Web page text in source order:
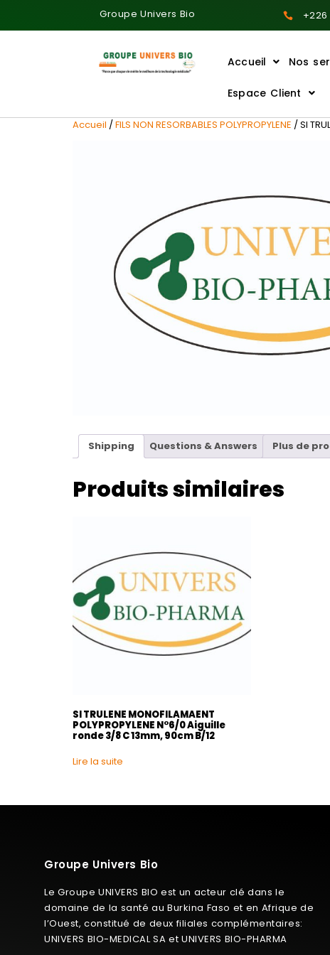
Groupe Univers Bio +226
Accueil Nos
Espace Client
Accueil /FILS NON RESORBABLES POLYPROPYLENE / SI
Shipping Questions & Answers Plus de
Produits similaires
SI TRULENE MONOFILAMAENT
POLYPROPYLENE N°6/0 Aiguille
ronde 3/8 C 13mm, 90cm B/12
Lire la suite
Groupe Univers Bio
Le Groupe UNIVERS BIO est un acteur clé dans le
domaine de la santé au Burkina Faso et en Afrique de
l’Ouest, constitué de deux filiales complémentaires:
UNIVERS BIO-MEDICAL SA et UNIVERS BIO-PHARMA